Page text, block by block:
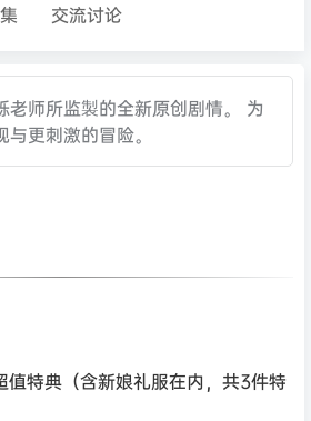
交流讨论
老师所监製的全新原创剧情。 为
更刺激的冒险。
值特典（含新娘礼服在内，共3件特